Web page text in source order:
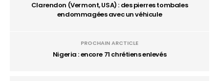
Clarendon (Vermont, USA) : des pierres tombales
endommagées avec un véhicule
PROCHAIN ARCTICLE
Nigeria : encore 71 chrétiens enlevés